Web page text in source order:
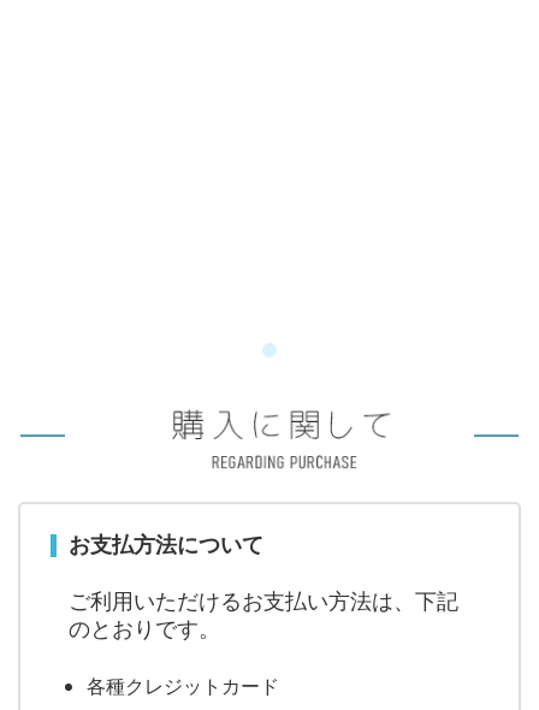
お支払方法について
ご利用いただけるお支払い方法は、下記
のとおりです。
各種クレジットカード